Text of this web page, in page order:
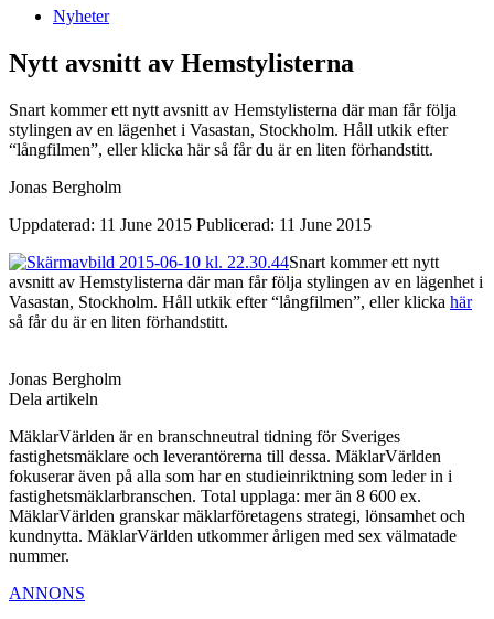
Nyheter
Nytt avsnitt av Hemstylisterna
Snart kommer ett nytt avsnitt av Hemstylisterna där man får följa
stylingen av en lägenhet i Vasastan, Stockholm. Håll utkik efter
“långfilmen”, eller klicka här så får du är en liten förhandstitt.
Jonas Bergholm
Uppdaterad: 11 June 2015 Publicerad: 11 June 2015
Snart kommer ett nytt
avsnitt av Hemstylisterna där man får följa stylingen av en lägenhet i
Vasastan, Stockholm. Håll utkik efter “långfilmen”, eller klicka här
så får du är en liten förhandstitt.
Jonas Bergholm
Dela artikeln
MäklarVärlden är en branschneutral tidning för Sveriges
fastighetsmäklare och leverantörerna till dessa. MäklarVärlden
fokuserar även på alla som har en studieinriktning som leder in i
fastighetsmäklarbranschen. Total upplaga: mer än 8 600 ex.
MäklarVärlden granskar mäklarföretagens strategi, lönsamhet och
kundnytta. MäklarVärlden utkommer årligen med sex välmatade
nummer.
ANNONS